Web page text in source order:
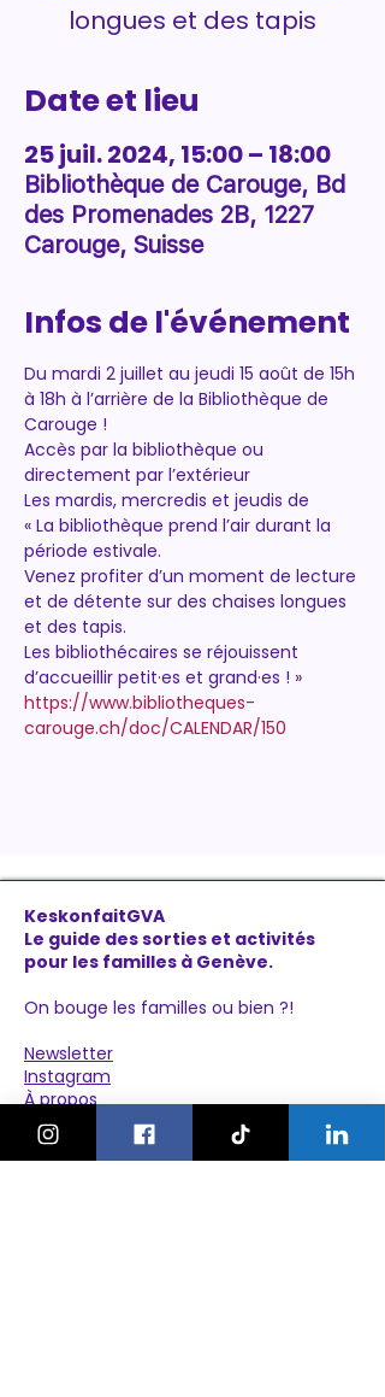
longues et des tapis
Date et lieu
25 juil. 2024, 15:00 – 18:00
Bibliothèque de Carouge, Bd
des Promenades 2B, 1227
Carouge, Suisse
Infos de l'événement
Du mardi 2 juillet au jeudi 15 août de 15h
à 18h à l’arrière de la Bibliothèque de
Carouge !
Accès par la bibliothèque ou
directement par l’extérieur
Les mardis, mercredis et jeudis de
« La bibliothèque prend l’air durant la
période estivale.
Venez profiter d’un moment de lecture
et de détente sur des chaises longues
et des tapis.
Les bibliothécaires se réjouissent
d’accueillir petit·es et grand·es ! »
https://www.bibliotheques-
carouge.ch/doc/CALENDAR/150
KeskonfaitGVA
Le guide des sorties et activités
pour les familles à Genève.
On bouge les familles ou bien ?!
Newsletter
Instagram
À propos